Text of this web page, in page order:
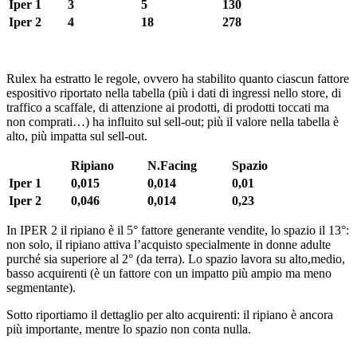
Iper 1 3 5
130
Iper 2
4 18 278
Rulex ha estratto le regole, ovvero ha stabilito quanto ciascun fattore
espositivo riportato nella tabella (più i dati di ingressi nello store, di
traffico a scaffale, di attenzione ai prodotti, di prodotti toccati ma
non comprati…) ha influito sul sell-out; più il valore nella tabella è
alto, più impatta sul sell-out.
Ripiano N.Facing
Spazio
Iper 1
0,015 0,014
0,01
Iper 2
0,046 0,014 0,23
In IPER 2 il ripiano è il 5° fattore generante vendite, lo spazio il 13°:
non solo, il ripiano attiva l’acquisto specialmente in donne adulte
purché sia superiore al 2° (da terra). Lo spazio lavora su alto,medio,
basso acquirenti (è un fattore con un impatto più ampio ma meno
segmentante).
Sotto riportiamo il dettaglio per alto acquirenti: il ripiano è ancora
più importante, mentre lo spazio non conta nulla.